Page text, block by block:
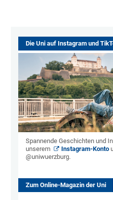
Die Uni auf Instagram und
Spannende Geschichten und
unserem
Instagram-Konto
@uniwuerzburg.
Zum Online-Magazin der Uni